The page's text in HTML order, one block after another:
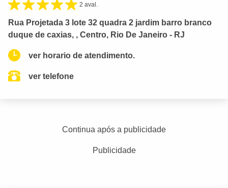
2 aval.
Rua Projetada 3 lote 32 quadra 2 jardim barro branco
duque de caxias, , Centro, Rio De Janeiro - RJ
ver horario de atendimento.
ver telefone
Continua após a publicidade
Publicidade